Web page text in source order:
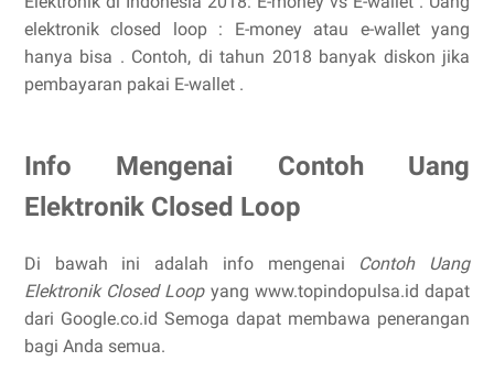
elektronik closed loop : E-money atau e-wallet yang
hanya bisa . Contoh, di tahun 2018 banyak diskon jika
pembayaran pakai E-wallet .
Info Mengenai Contoh Uang
Elektronik Closed Loop
Di bawah ini adalah info mengenai Contoh Uang
Elektronik Closed Loop yang www.topindopulsa.id dapat
dari Google.co.id Semoga dapat membawa penerangan
bagi Anda semua.